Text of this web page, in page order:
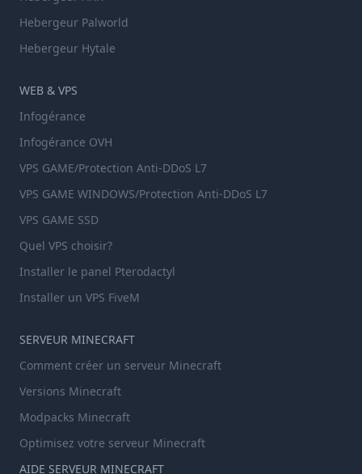
Hebergeur Palworld
Hebergeur Hytale
WEB & VPS
Infogérance
Infogérance OVH
VPS GAME/Protection Anti-DDoS L7
VPS GAME WINDOWS/Protection Anti-DDoS L7
VPS GAME SSD
Quel VPS choisir?
Installer le panel Pterodactyl
Installer un VPS FiveM
SERVEUR MINECRAFT
Comment créer un serveur Minecraft
Versions Minecraft
Modpacks Minecraft
Optimisez votre serveur Minecraft
AIDE SERVEUR MINECRAFT